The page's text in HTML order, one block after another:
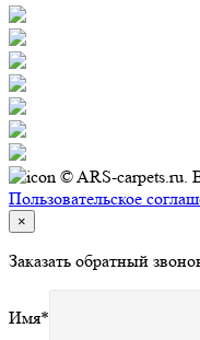
© ARS-carpets.ru.
Пользовательское
×
Заказать обратный
Имя*